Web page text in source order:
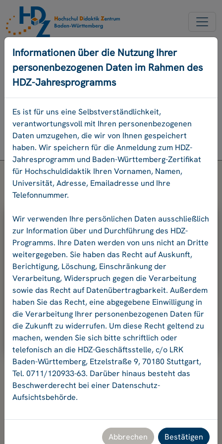
NEUER ACCOUNT
PASSWORD VERGESSEN
ENGLISCH
Programm
Login
Bitte geben Sie Ihre E-Mail-Adresse
und Ihr Passwort an.
E-Mail-Adresse:
Passwort:
Ok
Hochschuldidaktikzentrum Baden-Württemberg
Etzelstraße 9, 70180 Stuttgart, Tel. +49 711 120933-63,
Informationen über die Nutzung Ihrer
personenbezogenen Daten im Rahmen des
HDZ-Jahresprogramms
Es ist für uns eine Selbstverständlichkeit,
verantwortungsvoll mit Ihren personenbezogenen
Daten umzugehen, die wir von Ihnen gespeichert
haben. Wir speichern für die Anmeldung zum HDZ-
Jahresprogramm und Baden-Württemberg-Zertifikat
für Hochschuldidaktik Ihren Vornamen, Namen,
Universität, Adresse, Emailadresse und Ihre
Telefonnummer.
Wir verwenden Ihre persönlichen Daten ausschließlich
zur Information über und Durchführung des HDZ-
Programms. Ihre Daten werden von uns nicht an Dritte
weitergegeben. Sie haben das Recht auf Auskunft,
Berichtigung, Löschung, Einschränkung der
Verarbeitung, Widerspruch gegen die Verarbeitung
sowie das Recht auf Datenübertragbarkeit. Außerdem
haben Sie das Recht, eine abgegebene Einwilligung in
die Verarbeitung Ihrer personenbezogenen Daten für
die Zukunft zu widerrufen. Um diese Recht geltend zu
machen, wenden Sie sich bitte schriftlich oder
telefonisch an die HDZ-Geschäftsstelle, c/o LRK
Baden-Württemberg, Etzelstraße 9, 70180 Stuttgart,
Tel. 0711/120933-63. Darüber hinaus besteht das
Beschwerderecht bei einer Datenschutz-
Aufsichtsbehörde.
Abbrechen Bestätigen